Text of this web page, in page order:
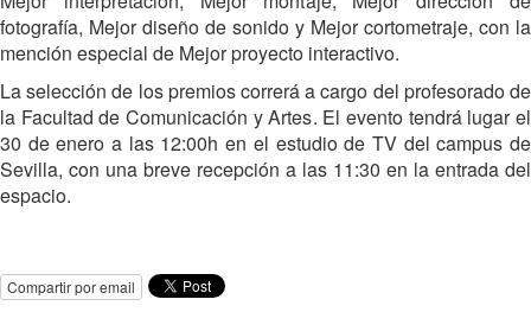
fotografía, Mejor diseño de sonido y Mejor cortometraje, con la
mención especial de Mejor proyecto interactivo.
La selección de los premios correrá a cargo del profesorado de
la Facultad de Comunicación y Artes. El evento tendrá lugar el
30 de enero a las 12:00h en el estudio de TV del campus de
Sevilla, con una breve recepción a las 11:30 en la entrada del
espacio.
Compartir por email